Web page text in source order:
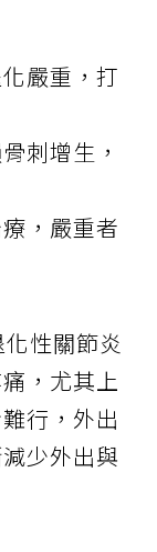
嚴重，打
刺增生，
，嚴重者
性關節炎
，尤其上
行，外出
少外出與